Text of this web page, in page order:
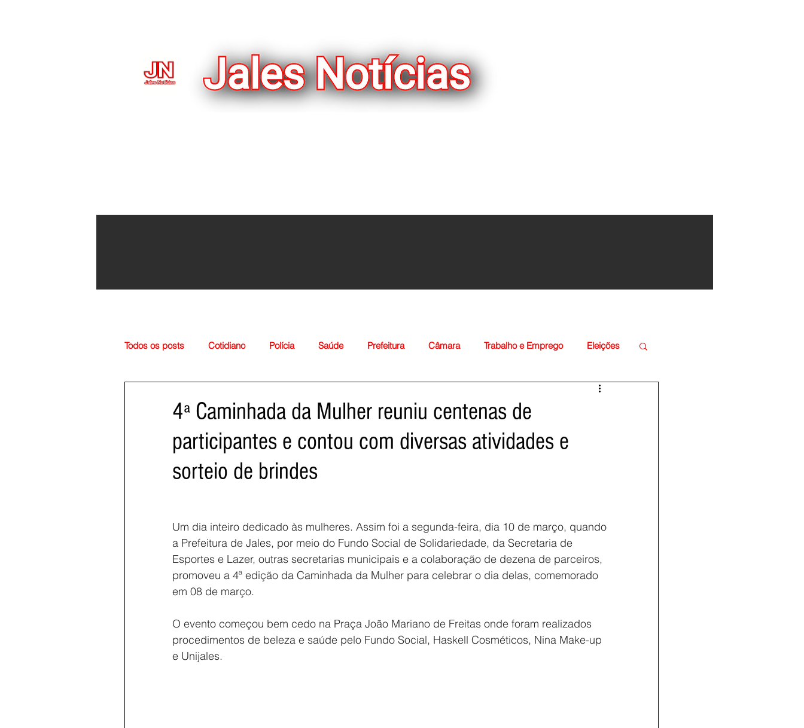
Todos os posts Cotidiano Polícia Saúde Prefeitura Câmara Trabalho e Emprego Eleições
4ª Caminhada da Mulher reuniu centenas de
participantes e contou com diversas atividades e
sorteio de brindes
Um dia inteiro dedicado às mulheres. Assim foi a segunda-feira, dia 10 de março, quando
a Prefeitura de Jales, por meio do Fundo Social de Solidariedade, da Secretaria de
Esportes e Lazer, outras secretarias municipais e a colaboração de dezena de parceiros,
promoveu a 4ª edição da Caminhada da Mulher para celebrar o dia delas, comemorado
em 08 de março.
O evento começou bem cedo na Praça João Mariano de Freitas onde foram realizados
procedimentos de beleza e saúde pelo Fundo Social, Haskell Cosméticos, Nina Make-up
e Unijales.